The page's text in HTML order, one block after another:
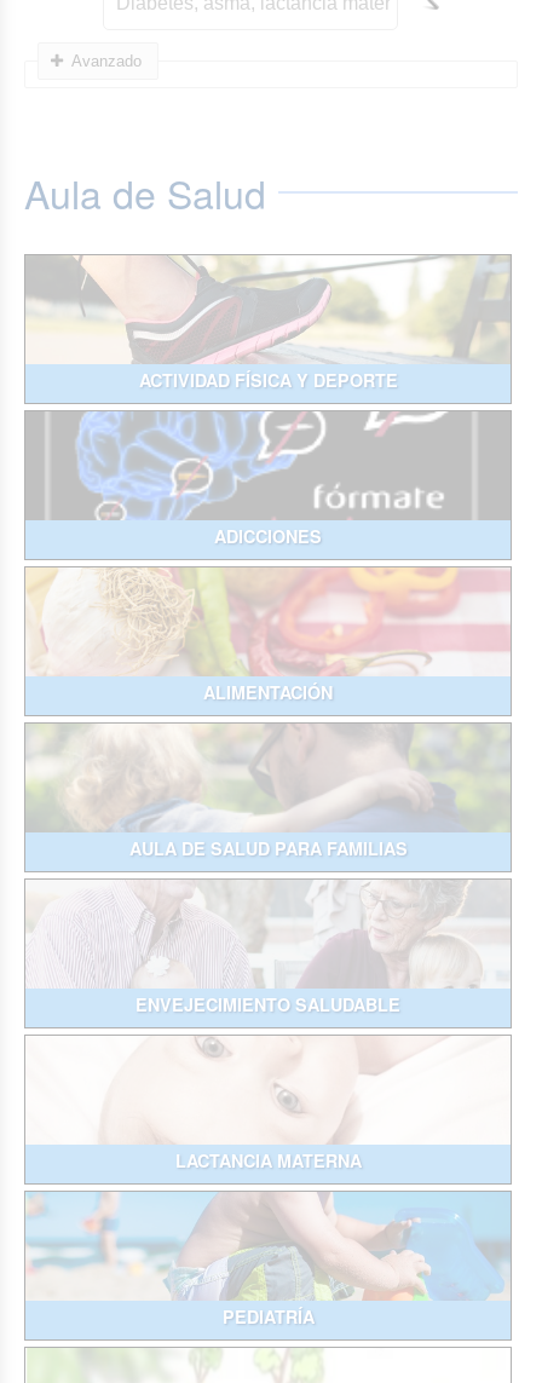
Avanzado
Aula de Salud
ACTIVIDAD FÍSICA Y DEPORTE
ADICCIONES
ALIMENTACIÓN
AULA DE SALUD PARA FAMILIAS
ENVEJECIMIENTO SALUDABLE
LACTANCIA MATERNA
PEDIATRÍA